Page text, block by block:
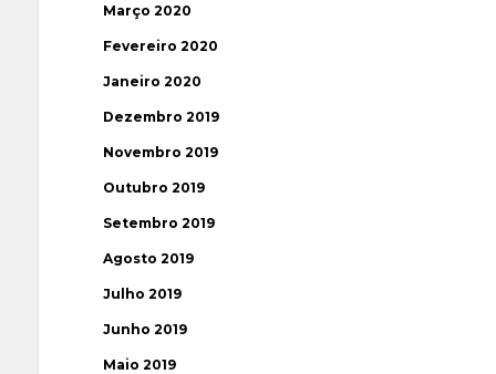
Março 2020
Fevereiro 2020
Janeiro 2020
Dezembro 2019
Novembro 2019
Outubro 2019
Setembro 2019
Agosto 2019
Julho 2019
Junho 2019
Maio 2019